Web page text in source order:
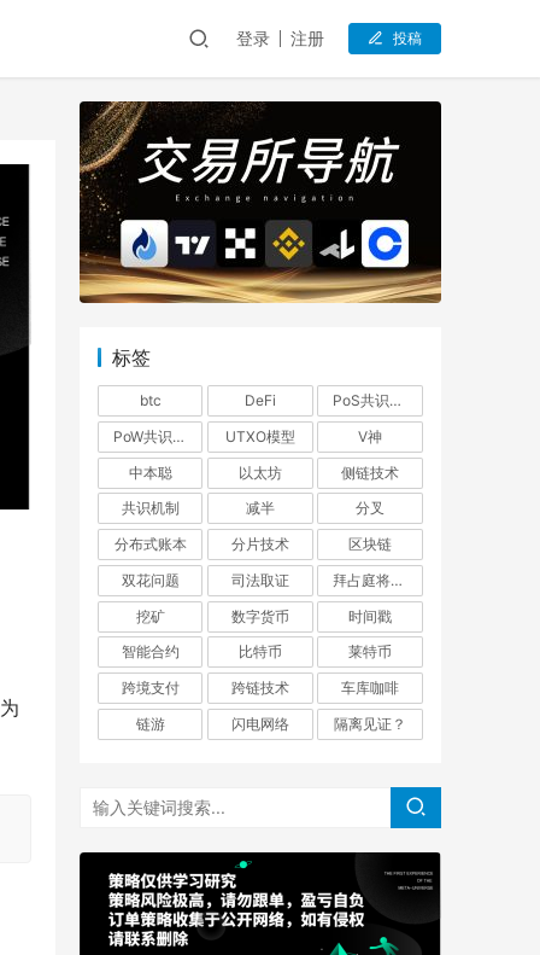
登录 注册 投稿
标签
btc DeFi
PoS共识机制
PoW共识机制
UTXO模型
V神
中本聪
以太坊
侧链技术
共识机制
减半
分叉
分布式账本
分片技术
区块链
双花问题
司法取证
拜占庭将军问题
挖矿
数字货币
时间戳
智能合约
比特币
莱特币
跨境支付
跨链技术
车库咖啡
链游
闪电网络 隔离见证？